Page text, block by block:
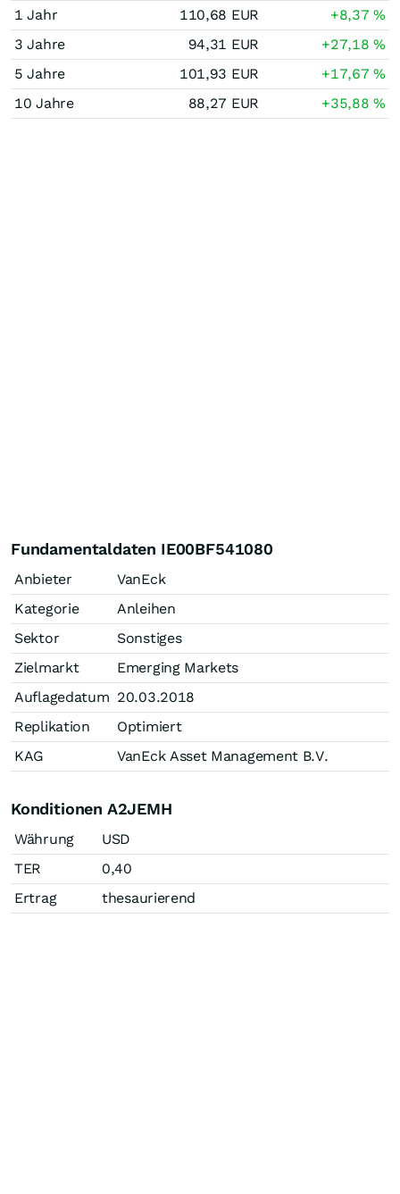
1 Jahr 110,68 EUR +8,37%
3 Jahre
94,31 EUR +27,18%
5 Jahre
101,93 EUR +17,67%
10 Jahre
88,27 EUR +35,88%
Fundamentaldaten IE00BF541080
Anbieter
VanEck
Kategorie
Anleihen
Sektor
Sonstiges
Zielmarkt
Emerging Markets
Auflagedatum 20.03.2018
Replikation
Optimiert
KAG
VanEck Asset Management B.V.
Konditionen A2JEMH
Währung
USD
TER
0,40
Ertrag
thesaurierend